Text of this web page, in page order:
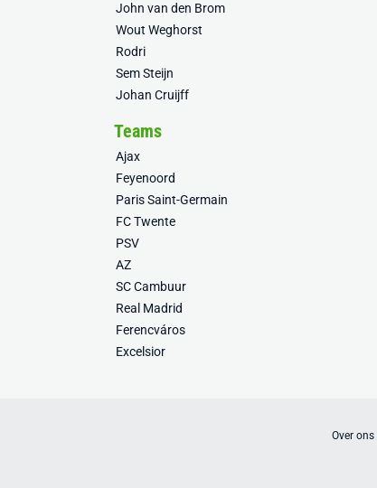
John van den Brom
Wout Weghorst
Rodri
Sem Steijn
Johan Cruijff
Teams
Ajax
Feyenoord
Paris Saint-Germain
FC Twente
PSV
AZ
SC Cambuur
Real Madrid
Ferencváros
Excelsior
Over ons